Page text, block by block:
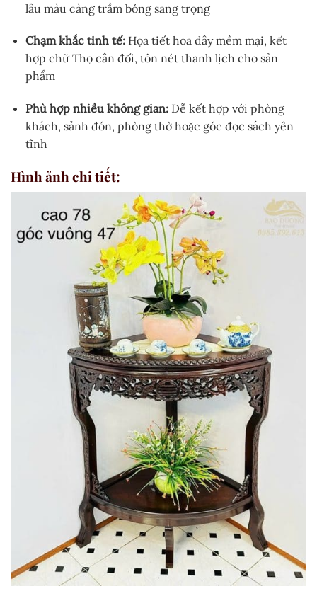
lâu màu càng trầm bóng sang trọng
Chạm khắc tinh tế:Họa tiết hoa dây mềm mại, kết
hợp chữ Thọ cân đối, tôn nét thanh lịch cho sản
phẩm
Phù hợp nhiều không gian:Dễ kết hợp với phòng
khách, sảnh đón, phòng thờ hoặc góc đọc sách yên
tĩnh
Hình ảnh chi tiết: